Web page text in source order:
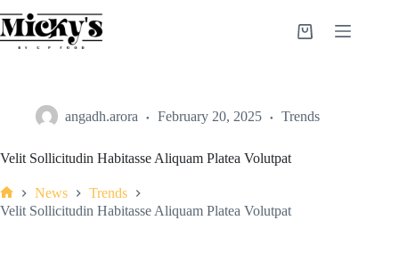
to
content
Shopping
angadh.arora February 20, 2025 Trends
Velit Sollicitudin Habitasse Aliquam Platea Volutpat
Home
News
Trends
Velit Sollicitudin Habitasse Aliquam Platea Volutpat